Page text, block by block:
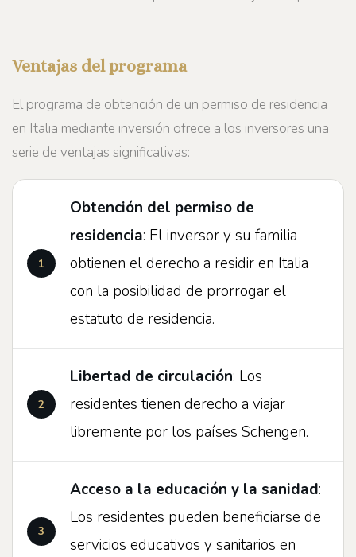
Ventajas del programa
El programa de obtención de un permiso de residencia
en Italia mediante inversión ofrece a los inversores una
serie de ventajas significativas:
Obtención del permiso de
residencia: El inversor y su familia
obtienen el derecho a residir en Italia
con la posibilidad de prorrogar el
estatuto de residencia.
Libertad de circulación: Los
residentes tienen derecho a viajar
libremente por los países Schengen.
Acceso a la educación y la sanidad:
Los residentes pueden beneficiarse de
servicios educativos y sanitarios en